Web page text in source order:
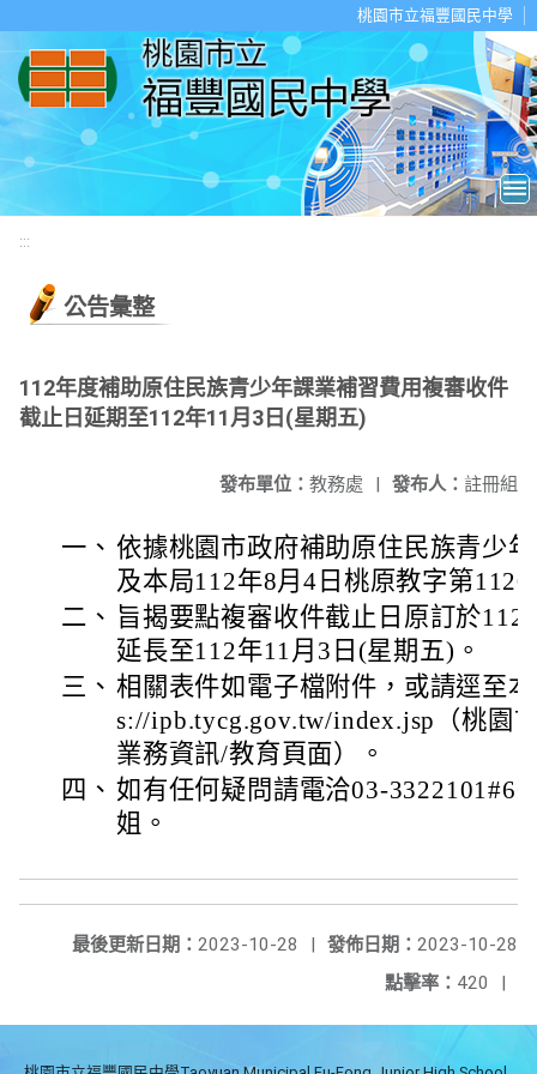
桃園市立福豐國民中學
:::
公告彙整
112年度補助原住民族青少年課業補習費用複審收件
截止日延期至112年11月3日(星期五)
發布人： 註冊組
發布單位： 教務處 |
一、 依據桃園市政府補助原住民族青少
及本局112年8月4日桃原教字第
二、 旨揭要點複審收件截止日原訂於112
延長至112年11月3日(星期五)。
三、 相關表件如電子檔附件，或請逕至
s://ipb.tycg.gov.tw/index.jsp（桃園
業務資訊/教育頁面）。
四、 如有任何疑問請電洽03-
姐。
發佈日期： 2023-10-28
最後更新日期： 2023-10-28
|
點擊率： 420 |